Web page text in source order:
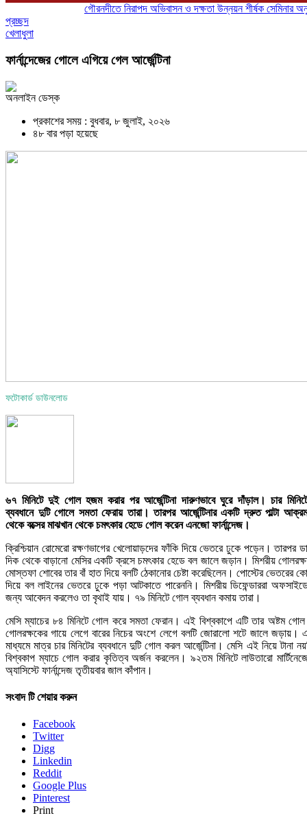
গৌরনদীতে নিরাপদ অভিবাসন ও দক্ষতা উন্নয়ন শীর্ষক সেমিনার অনুষ্ঠিত,
প্রচ্ছদ
খেলাধুলা
ফার্নান্দেজের গোলে এগিয়ে গেল আর্জেন্টিনা
অনলাইন ডেস্ক
প্রকাশের সময় : বুধবার, ৮ জুলাই, ২০২৬
৪৮ বার পড়া হয়েছে
ফটোকার্ড ডাউনলোড
৬৭ মিনিটে দুই গোল হজম করার পর আর্জেন্টিনা দারুণভাবে ঘুরে দাঁড়াল। চার
ব্যবধানে দুটি গোলে সমতা ফেরায় তারা। তারপর আর্জেন্টিনার একটি দ্রুত পাল্টা
থেকে বক্সের মাঝখান থেকে চমৎকার হেডে গোল করেন এনজো ফার্নান্দেজ।
ক্রিশ্চিয়ান রোমেরো রক্ষণভাগের খেলোয়াড়দের ফাঁকি দিয়ে ভেতরে ঢুকে পড়েন। তারপর
দিক থেকে বাড়ানো মেসির একটি ক্রসে চমৎকার হেডে বল জালে জড়ান। মিশরীয়
মোস্তফা শোবের তার বাঁ হাত দিয়ে বলটি ঠেকানোর চেষ্টা করেছিলেন। পোস্টের ভেতরের
দিয়ে বল লাইনের ভেতরে ঢুকে পড়া আটকাতে পারেননি। মিশরীয় ডিফেন্ডাররা
জন্য আবেদন করলেও তা বৃথাই যায়। ৭৯ মিনিটে গোল ব্যবধান কমায় তারা।
মেসি ম্যাচের ৮৪ মিনিটে গোল করে সমতা ফেরান। এই বিশ্বকাপে এটি তার অষ্টম
গোলরক্ষকের গায়ে লেগে বারের নিচের অংশে লেগে বলটি জোরালো শটে জালে জড়ায়।
মাধ্যমে মাত্র চার মিনিটের ব্যবধানে দুটি গোল করল আর্জেন্টিনা। মেসি এই নিয়ে টানা
বিশ্বকাপ ম্যাচে গোল করার কৃতিত্ব অর্জন করলেন। ৯২তম মিনিটে লাউতারো
অ্যাসিস্টে ফার্নান্দেজ তৃতীয়বার জাল কাঁপান।
সংবাদ টি শেয়ার করুন
Facebook
Twitter
Digg
Linkedin
Reddit
Google Plus
Pinterest
Print